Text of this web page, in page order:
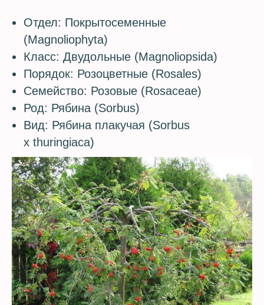
Отдел: Покрытосеменные
(Magnoliophyta)
Класс: Двудольные (Magnoliopsida)
Порядок: Розоцветные (Rosales)
Семейство: Розовые (Rosaceae)
Род: Рябина (Sorbus)
Вид: Рябина плакучая (Sorbus
x thuringiaca)